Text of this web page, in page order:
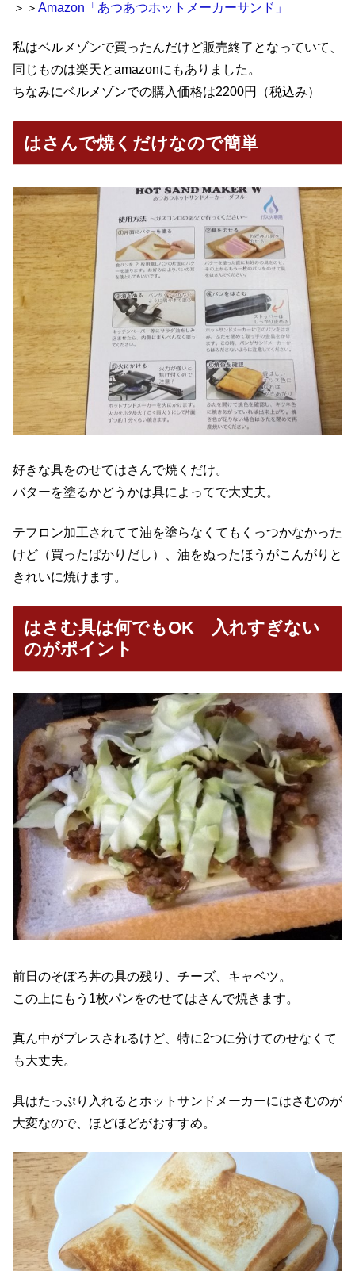
＞＞ Amazon「あつあつホットメーカーサンド」
私はベルメゾンで買ったんだけど販売終了となっていて、
同じものは楽天とamazonにもありました。
ちなみにベルメゾンでの購入価格は2200円（税込み）
はさんで焼くだけなので簡単
好きな具をのせてはさんで焼くだけ。
バターを塗るかどうかは具によってで大丈夫。
テフロン加工されてて油を塗らなくてもくっつかなかった
けど（買ったばかりだし）、油をぬったほうがこんがりと
きれいに焼けます。
はさむ具は何でもOK 入れすぎない
のがポイント
前日のそぼろ丼の具の残り、チーズ、キャベツ。
この上にもう1枚パンをのせてはさんで焼きます。
真ん中がプレスされるけど、特に2つに分けてのせなくて
も大丈夫。
具はたっぷり入れるとホットサンドメーカーにはさむのが
大変なので、ほどほどがおすすめ。